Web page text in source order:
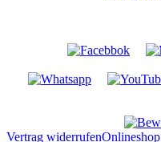
Vertrag widerrufenOnlineshop